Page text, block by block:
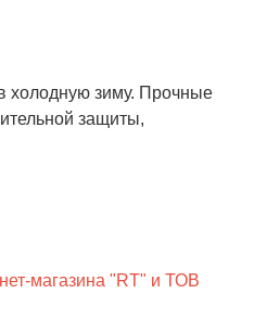
холодную зиму. Прочные
защиты,
магазина "RT" и ТОВ